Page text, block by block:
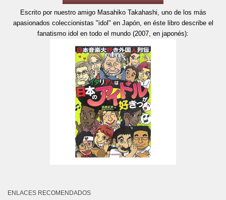
Escrito por nuestro amigo Masahiko Takahashi, uno de los más
apasionados coleccionistas "idol" en Japón, en éste libro describe el
fanatismo idol en todo el mundo (2007, en japonés):
ENLACES RECOMENDADOS